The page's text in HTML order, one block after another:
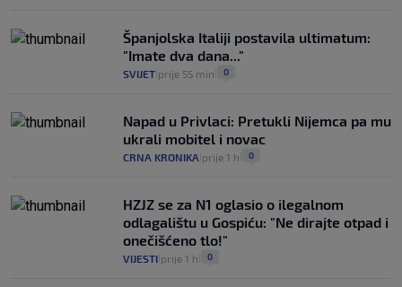
Španjolska Italiji postavila ultimatum:
"Imate dva dana..."
SVIJET prije 55 min 0
Napad u Privlaci: Pretukli Nijemca pa mu
ukrali mobitel i novac
CRNA KRONIKA prije 1 h 0
HZJZ se za N1 oglasio o ilegalnom
odlagalištu u Gospiću: "Ne dirajte otpad i
onečišćeno tlo!"
VIJESTI prije 1 h 0